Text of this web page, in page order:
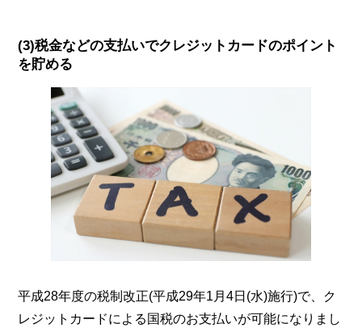
(3)税金などの支払いでクレジットカードのポイント
を貯める
平成28年度の税制改正(平成29年1月4日(水)施行)で、ク
レジットカードによる国税のお支払いが可能になりまし